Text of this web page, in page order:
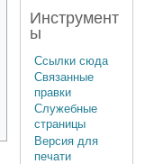
Инструмент
ы
Ссылки сюда
Связанные
правки
Служебные
страницы
Версия для
печати